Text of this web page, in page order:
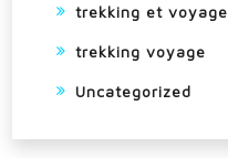
trekking et voyage
trekking voyage
Uncategorized